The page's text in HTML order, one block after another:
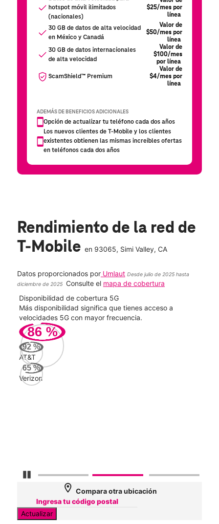
Rendimiento de la red de
T-Mobile en 93065, Simi Valley, CA
Datos proporcionados por Umlaut Desde julio de 2025 hasta
diciembre de 2025
Consulte el mapa de cobertura
Detener carrusel
Disponibilidad de cobertura 5G
Más disponibilidad significa que tienes acceso a
velocidades 5G con mayor frecuencia.
86 %
92 %
AT&T
65%
Verizon
location_on Compara otra ubicación
Actualizar